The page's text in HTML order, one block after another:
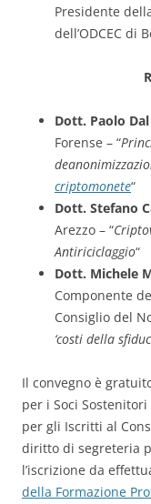
Presidente
dell’ODCEC di
Dott. Paolo Dal
Forense – “
criptomonete“
Dott. Stefano
Arezzo – “
Antiriciclaggio“
Dott. Michele
Componente
Consiglio del
‘costi della
Il convegno è
per i Soci Sostenitori
per gli Iscritti al
diritto di segreteria
l’iscrizione da
della Formazione